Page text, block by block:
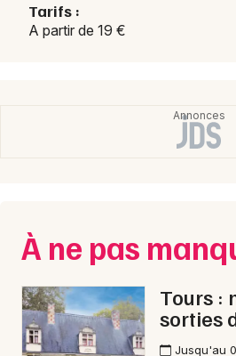
Actus à Tours
Choisir mes départements
Mon email
Tarifs :
A partir de 19 €
À ne pas
Tours :
sorties
Jusqu'au